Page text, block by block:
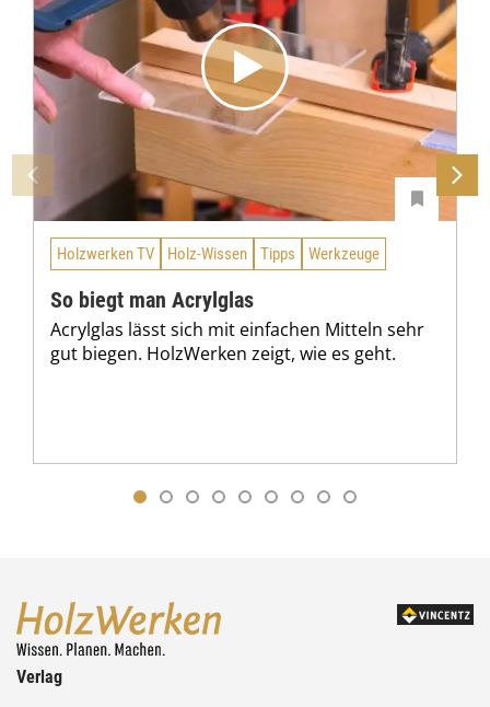
Holzwerken TV Holz-Wissen Tipps Werkzeuge
So biegt man Acrylglas
Acrylglas lässt sich mit einfachen Mitteln sehr
gut biegen. HolzWerken zeigt, wie es geht.
Verlag